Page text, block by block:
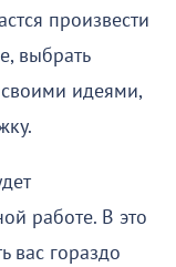
произвести
выбрать
идеями,
работе. В это
вас гораздо